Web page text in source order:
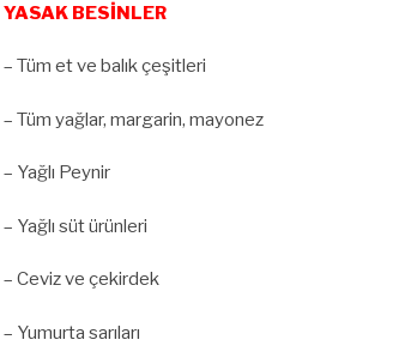
YASAK BESİNLER
– Tüm et ve balık çeşitleri
– Tüm yağlar, margarin, mayonez
– Yağlı Peynir
– Yağlı süt ürünleri
– Ceviz ve çekirdek
– Yumurta sarıları